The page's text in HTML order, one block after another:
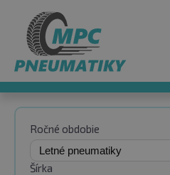
Ročné obdobie
Šírka